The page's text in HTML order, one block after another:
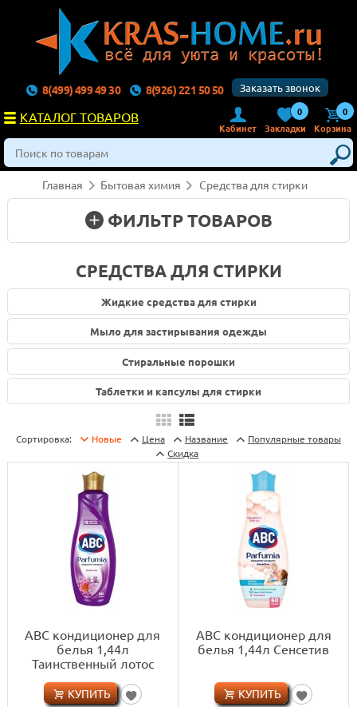
8(499) 499 49 30 8(926) 221 50 50 Заказать звонок
КАТАЛОГ ТОВАРОВ
Кабинет
0
Закладки
0
Корзина
Главная Бытовая химия Средства для стирки
ФИЛЬТРТОВАРОВ
СРЕДСТВА ДЛЯ СТИРКИ
Купить Средства для стирки в Москве с доставкой на
дом. Интернет магазин kras-home.ru. Возможна доставка
по России транспорной компанией.
Жидкие средства для стирки
Мыло для застирывания одежды
Стиральные порошки
Таблетки и капсулы для стирки
Сортировка: Новые Название
ABC кондиционер для
белья 1,44л
Таинственный лотос
КУПИТЬ
ABC кондиционер для
белья 1,44л Сенсетив
КУПИТЬ